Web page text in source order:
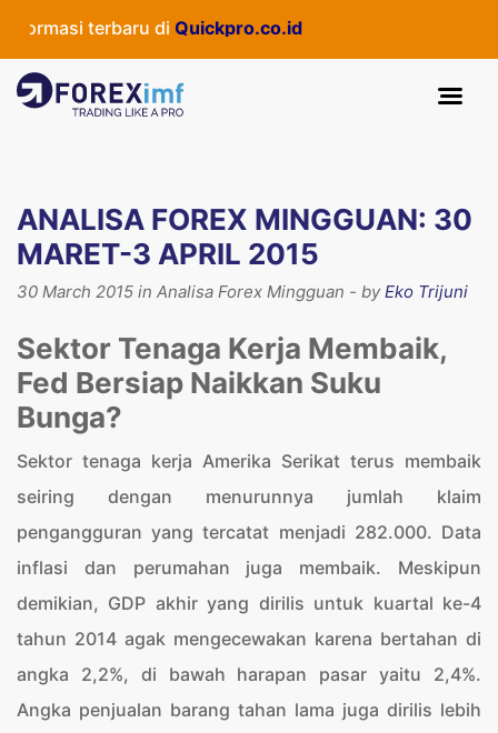
terbaru diQuickpro.co.id
ANALISA FOREX MINGGUAN: 30
MARET-3 APRIL 2015
30 March 2015 in Analisa Forex Mingguan - byEko Trijuni
Sektor Tenaga Kerja Membaik,
Fed Bersiap Naikkan Suku
Bunga?
Sektor tenaga kerja Amerika Serikat terus membaik
seiring dengan menurunnya jumlah klaim
pengangguran yang tercatat menjadi 282.000. Data
inflasi dan perumahan juga membaik. Meskipun
demikian, GDP akhir yang dirilis untuk kuartal ke-4
tahun 2014 agak mengecewakan karena bertahan di
angka 2,2%, di bawah harapan pasar yaitu 2,4%.
Angka penjualan barang tahan lama juga dirilis lebih